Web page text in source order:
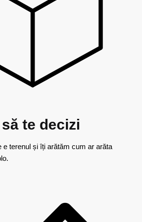
să te decizi
e terenul și îți arătăm cum ar arăta